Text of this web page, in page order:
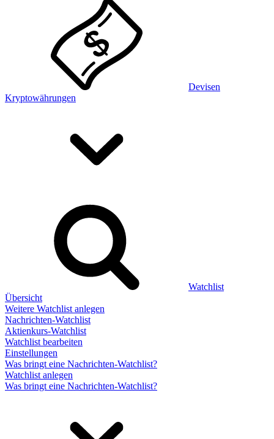
Devisen
Kryptowährungen
Watchlist
Übersicht
Weitere Watchlist anlegen
Nachrichten-Watchlist
Aktienkurs-Watchlist
Watchlist bearbeiten
Einstellungen
Was bringt eine Nachrichten-Watchlist?
Watchlist anlegen
Was bringt eine Nachrichten-Watchlist?